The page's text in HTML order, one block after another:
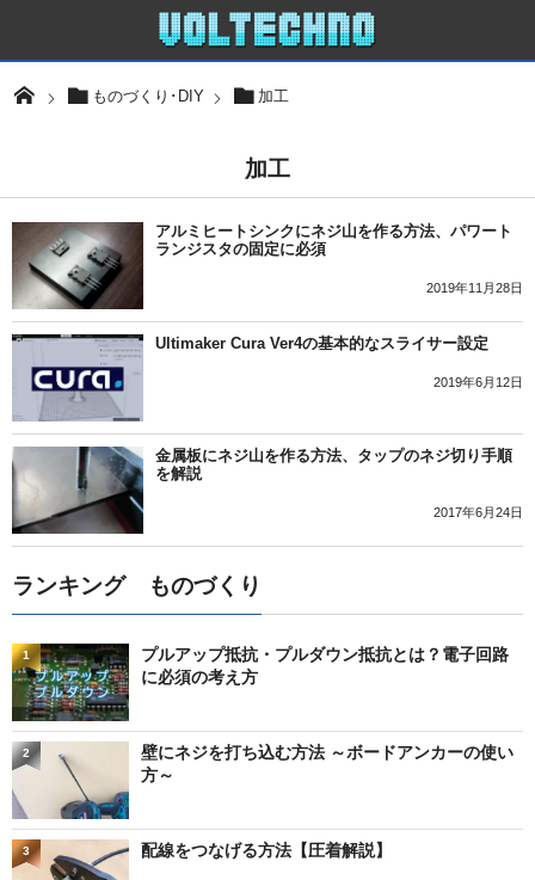
ものづくり･DIY 加工
加工
アルミヒートシンクにネジ山を作る方法、パワート
ランジスタの固定に必須
2019年11月28日
Ultimaker Cura Ver4の基本的なスライサー設定
2019年6月12日
金属板にネジ山を作る方法、タップのネジ切り手順
を解説
2017年6月24日
ランキング ものづくり
プルアップ抵抗・プルダウン抵抗とは？電子回路
に必須の考え方
1
壁にネジを打ち込む方法 ～ボードアンカーの使い
方～
2
配線をつなげる方法【圧着解説】
3